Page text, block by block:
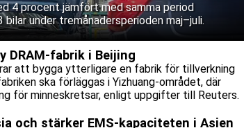
4 procent jämfört med samma period
under tremånadersperioden maj–juli.
DRAM-fabrik i Beijing
att bygga ytterligare en fabrik för tillverkning
ska förläggas i Yizhuang-området, där
för minneskretsar, enligt uppgifter till Reuters.
och stärker EMS-kapaciteten i Asien